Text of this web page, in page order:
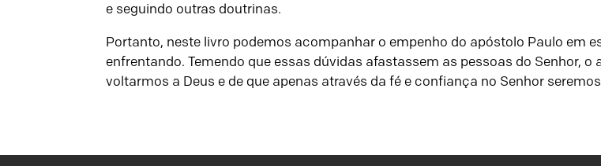
e seguindo outras doutrinas.
Portanto, neste livro podemos acompanhar o empenho do apóstolo Paulo em
enfrentando. Temendo que essas dúvidas afastassem as pessoas do Senhor,
voltarmos a Deus e de que apenas através da fé e confiança no Senhor